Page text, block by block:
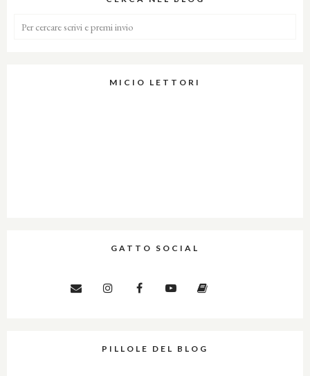
MICIO LETTORI
GATTO SOCIAL
PILLOLE DEL BLOG